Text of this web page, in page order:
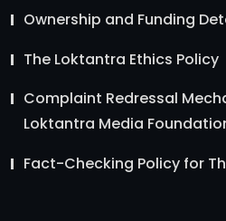
Ownership and Funding
The Loktantra Ethics Policy
Complaint Redressal
Loktantra Media
Fact-Checking Policy for